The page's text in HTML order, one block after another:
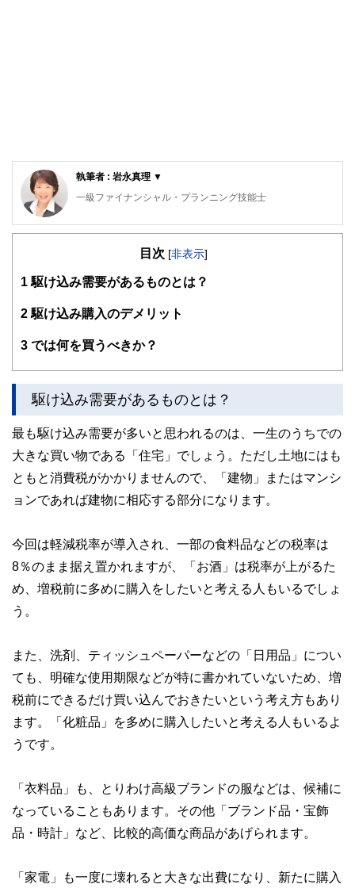
執筆者 : 岩永真理 ▼
一級ファイナンシャル・プランニング技能士
CFP®
般財団法人女性労働協会 認定講師。IFPコンフォート代表
センブルグ赴任等を含め10年超勤務。結婚後は夫の転勤に伴
年以上在住。ロンドンでは、現地の小学生に日本文化を伝え
CFP®として独立後は、個別相談・セミナー講師・執筆など
を行う。
な視点からの柔軟な提案を心掛けている。
３キン（金融・年金・税金）の知識の有無が人生の岐路を左
ることを提唱している。
ホームページ：http://www.iwanaga-mari-fp.jp/
目次 [非表示]
1 駆け込み需要があるものとは？
2 駆け込み購入のデメリット
3 では何を買うべきか？
駆け込み需要があるものとは？
最も駆け込み需要が多いと思われるのは、一生のうちでの
大きな買い物である「住宅」でしょう。ただし土地にはも
ともと消費税がかかりませんので、「建物」またはマンシ
ョンであれば建物に相応する部分になります。
今回は軽減税率が導入され、一部の食料品などの税率は
8％のまま据え置かれますが、「お酒」は税率が上がるた
め、増税前に多めに購入をしたいと考える人もいるでしょ
う。
また、洗剤、ティッシュペーパーなどの「日用品」につい
ても、明確な使用期限などが特に書かれていないため、増
税前にできるだけ買い込んでおきたいという考え方もあり
ます。「化粧品」を多めに購入したいと考える人もいるよ
うです。
「衣料品」も、とりわけ高級ブランドの服などは、候補に
なっていることもあります。その他「ブランド品・宝飾
品・時計」など、比較的高価な商品があげられます。
「家電」も一度に壊れると大きな出費になり、新たに購入